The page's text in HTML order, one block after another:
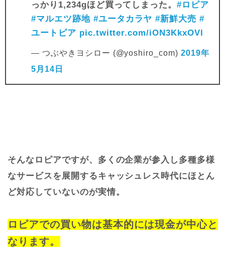
っかり1,234gほど買ってしまった。#ロピア
#マルエツ跡地 #ユータカラヤ #新鮮大売 #
ユートピア pic.twitter.com/iON3KkxOVl
— つぶやきヨシロー (@yoshiro_com) 2019年
5月14日
そんなロピアですが、多くの企業が参入し多種多様
なサービスを展開するキャッシュレス時代にほとん
ど対応していないのが実情。
ロピアでの買い物は基本的には現金が中心と
なります。